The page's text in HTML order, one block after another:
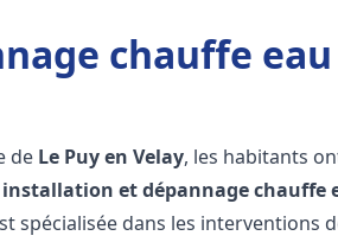
chauffe eau
de Le Puy en Velay, les habitants
installation et dépannage chauffe
spécialisée dans les interventions